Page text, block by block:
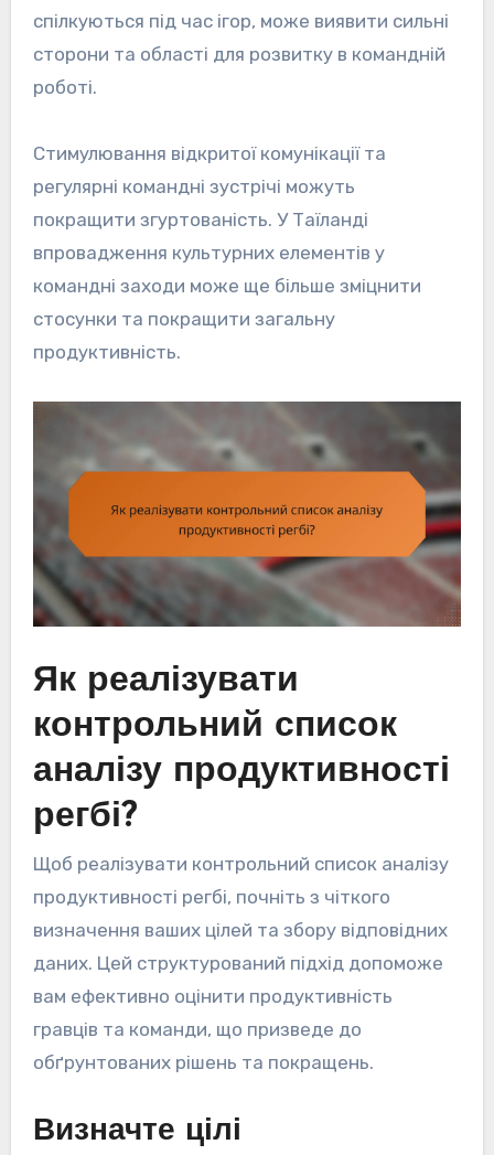
спілкуються під час ігор, може виявити сильні
сторони та області для розвитку в командній
роботі.
Стимулювання відкритої комунікації та
регулярні командні зустрічі можуть
покращити згуртованість. У Таїланді
впровадження культурних елементів у
командні заходи може ще більше зміцнити
стосунки та покращити загальну
продуктивність.
Як реалізувати
контрольний список
аналізу продуктивності
регбі?
Щоб реалізувати контрольний список аналізу
продуктивності регбі, почніть з чіткого
визначення ваших цілей та збору відповідних
даних. Цей структурований підхід допоможе
вам ефективно оцінити продуктивність
гравців та команди, що призведе до
обґрунтованих рішень та покращень.
Визначте цілі